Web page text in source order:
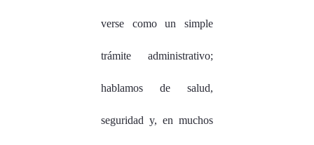
verse como un simple
trámite administrativo;
hablamos de salud,
seguridad y, en muchos